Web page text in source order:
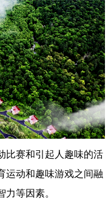
比赛和引起人趣味的活
运动和趣味游戏之间融
等因素。